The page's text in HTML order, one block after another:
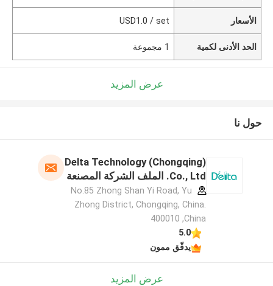
الأسعار USD1.0 / set
الحد الأدنى لكمية 1 مجموعة
عرض المزيد
حول نا
Delta Technology (Chongqing)
Co., Ltd. الملف الشركة المصنعة
No.85 Zhong Shan Yi Road, Yu
Zhong District, Chongqing, China.
400010 ,China
5.0
يدقّق ممون
عرض المزيد